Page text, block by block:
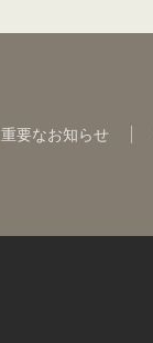
重要なお知らせ